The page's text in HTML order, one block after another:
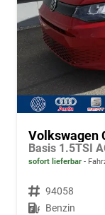
Volkswagen
Basis 1.5TSI
sofort lieferbar
Fahrzeugnr. 94058
Kraftstoff Benzin